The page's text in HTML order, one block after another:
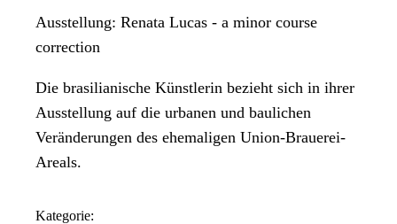
Ausstellung: Renata Lucas - a minor course
correction
Die brasilianische Künstlerin bezieht sich in ihrer
Ausstellung auf die urbanen und baulichen
Veränderungen des ehemaligen Union-Brauerei-
Areals.
Kategorie: